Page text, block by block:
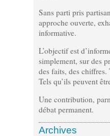
Sans parti pris
approche ouverte,
informative.
L’objectif est
simplement, sur des
des faits, des chiffres.
Tels qu’ils peuvent
Une contribution,
débat permanent.
Archives